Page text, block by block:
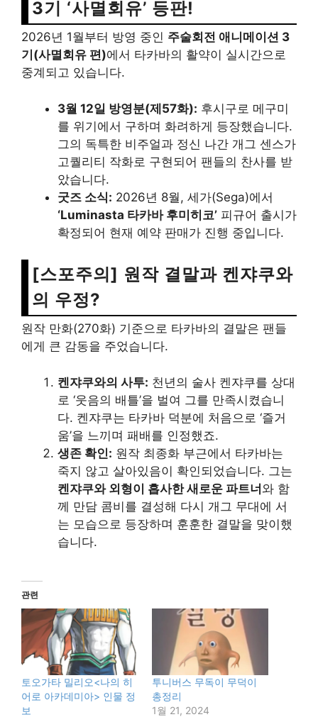
3기 ‘사멸회유’ 등판!
2026년 1월부터 방영 중인 주술회전 애니메이션 3
기(사멸회유 편)에서 타카바의 활약이 실시간으로
중계되고 있습니다.
3월 12일 방영분(제57화): 후시구로 메구미
를 위기에서 구하며 화려하게 등장했습니다.
그의 독특한 비주얼과 정신 나간 개그 센스가
고퀄리티 작화로 구현되어 팬들의 찬사를 받
았습니다.
굿즈 소식: 2026년 8월, 세가(Sega)에서
‘Luminasta 타카바 후미히코’ 피규어 출시가
확정되어 현재 예약 판매가 진행 중입니다.
[스포주의] 원작 결말과 켄쟈쿠와
의 우정?
원작 만화(270화) 기준으로 타카바의 결말은 팬들
에게 큰 감동을 주었습니다.
켄쟈쿠와의 사투: 천년의 술사 켄쟈쿠를 상대
로 ‘웃음의 배틀’을 벌여 그를 만족시켰습니
다. 켄쟈쿠는 타카바 덕분에 처음으로 ‘즐거
움’을 느끼며 패배를 인정했죠.
생존 확인: 원작 최종화 부근에서 타카바는
죽지 않고 살아있음이 확인되었습니다. 그는
켄쟈쿠와 외형이 흡사한 새로운 파트너와 함
께 만담 콤비를 결성해 다시 개그 무대에 서
는 모습으로 등장하며 훈훈한 결말을 맞이했
습니다.
관련
토오가타 밀리오<나의 히
어로 아카데미아> 인물 정
보
투니버스 무독이 무덕이
총정리
1월 21, 2024